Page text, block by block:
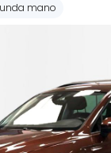
mano